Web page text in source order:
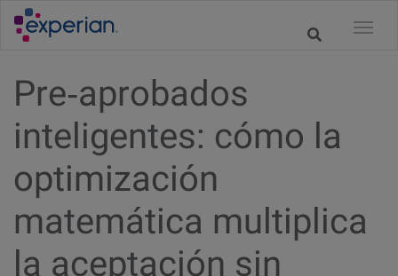
Pre‑aprobados
inteligentes: cómo la
optimización
matemática multiplica
la aceptación sin